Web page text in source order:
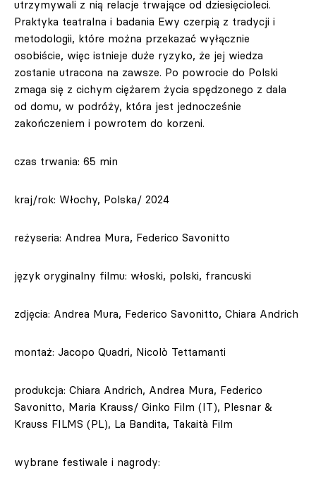
utrzymywali z nią relacje trwające od dziesięcioleci.
Praktyka teatralna i badania Ewy czerpią z tradycji i
metodologii, które można przekazać wyłącznie
osobiście, więc istnieje duże ryzyko, że jej wiedza
zostanie utracona na zawsze. Po powrocie do Polski
zmaga się z cichym ciężarem życia spędzonego z dala
od domu, w podróży, która jest jednocześnie
zakończeniem i powrotem do korzeni.
czas trwania: 65 min
kraj/rok: Włochy, Polska/ 2024
reżyseria: Andrea Mura, Federico Savonitto
język oryginalny filmu: włoski, polski, francuski
zdjęcia: Andrea Mura, Federico Savonitto, Chiara Andrich
montaż: Jacopo Quadri, Nicolò Tettamanti
produkcja: Chiara Andrich, Andrea Mura, Federico
Savonitto, Maria Krauss/ Ginko Film (IT), Plesnar &
Krauss FILMS (PL), La Bandita, Takaità Film
wybrane festiwale i nagrody: